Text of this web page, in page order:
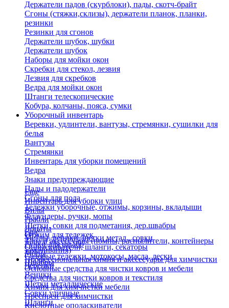
Держатели падов (скурблоки), пады, скотч-брайт
Сгоны (стяжки,склизы), держатели планок, планки,
резинки
Резинки для сгонов
Держатели шубок, шубки
Держатели шубок
Наборы для мойки окон
Скребки для стекол, лезвия
Лезвия для скребков
Ведра для мойки окон
Штанги телескопические
Кобура, колчаны, пояса, сумки
Уборочный инвентарь
Веревки, удлинтели, вантузы, стремянки, сушилки для
белья
Вантузы
Стремянки
Инвентарь для уборки помещений
Ведра
Знаки предупреждающие
Пады и падодержатели
Сгоны для пола
Тележки уборочные, отжимы, корзины, вкладыши
Флаундеры, ручки, мопы
Щетки, совки для подметания, дер.швабры
Отжим для тележек
Ручки для швабр
Мопы
Швабры
Еще
Инвентарь для уборки улиц
Вилы
Грабли
Лопаты
Метлы, веники, щетки метал., совки
Опрыскиватели, шланги, секаторы
Садовые тележки, мотокосы, масла, лески
Черенки
Веники
Щетки металлические
Совки уличные
Шланги
Еще
Тара и аксессуары (помпы, распылители, контейнеры
замачивания)
Профессиональная химия и акссесуары для химчистки
Основные средства для чистки ковров и мебели
Средства для чистки ковров и текстиля
Химия для химчистки мебели
Преспреи для химчистки
Кислотные ополаскиватели